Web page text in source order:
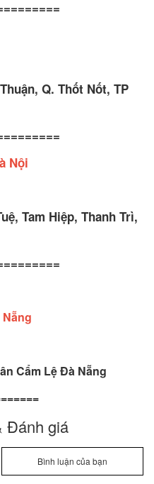
Q. Thốt Nốt, TP
Nội
Tam Hiệp, Thanh Trì,
Cẩm Lệ Đà Nẵng
Đánh giá